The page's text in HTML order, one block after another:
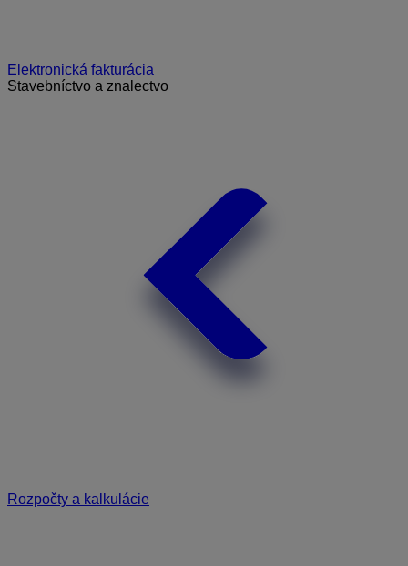
Elektronická fakturácia
Stavebníctvo a znalectvo
Rozpočty a kalkulácie